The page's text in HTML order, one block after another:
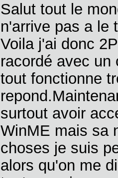
Salut tout le
n'arrive pas a le
Voila j'ai donc
racordé avec un
tout fonctionne
surtout avoir
WinME mais sa
choses je suis
alors qu'on me